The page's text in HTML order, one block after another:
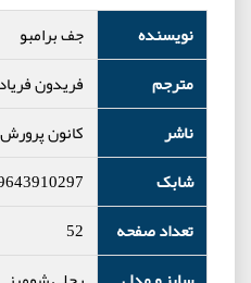
نویسنده
جف برامبو
مترجم
فریدون فریاد
ناشر
کانون
شابک
تعداد صفحه
52